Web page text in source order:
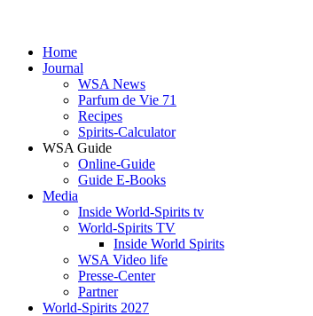
Home
Journal
WSA News
Parfum de Vie 71
Recipes
Spirits-Calculator
WSA Guide
Online-Guide
Guide E-Books
Media
Inside World-Spirits tv
World-Spirits TV
Inside World Spirits
WSA Video life
Presse-Center
Partner
World-Spirits 2027